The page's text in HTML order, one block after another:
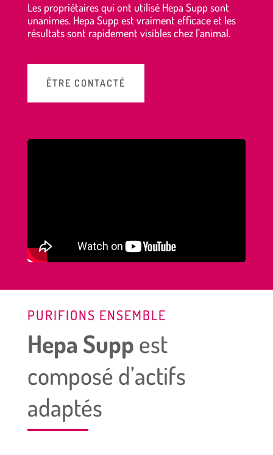
Les propriétaires qui ont utilisé Hepa Supp sont
unanimes. Hepa Supp est vraiment efficace et les
résultats sont rapidement visibles chez l’animal.
ÊTRE CONTACTÉ
PURIFIONS ENSEMBLE
Hepa Supp est
composé d’actifs
adaptés